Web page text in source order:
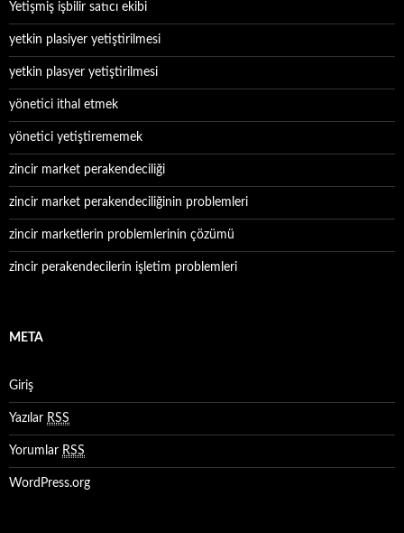
Yetişmiş işbilir satıcı ekibi
yetkin plasiyer yetiştirilmesi
yetkin plasyer yetiştirilmesi
yönetici ithal etmek
yönetici yetiştirememek
zincir market perakendeciliği
zincir market perakendeciliğinin problemleri
zincir marketlerin problemlerinin çözümü
zincir perakendecilerin işletim problemleri
META
Giriş
Yazılar RSS
Yorumlar RSS
WordPress.org